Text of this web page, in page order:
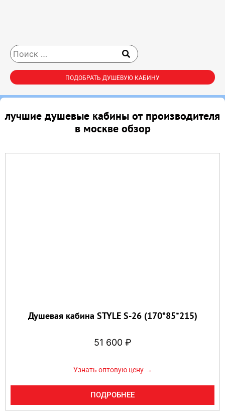
ПОДОБРАТЬ ДУШЕВУЮ КАБИНУ
лучшие душевые кабины от производителя
в москве обзор
Душевая кабина STYLE S-26 (170*85*215)
51 600 ₽
Узнать оптовую цену →
ПОДРОБНЕЕ